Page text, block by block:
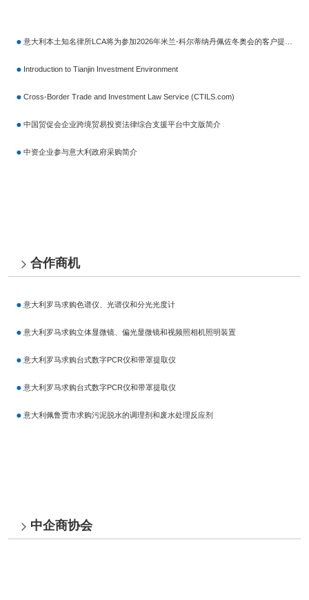
Introduction to Tianjin Investment Environment
Cross-Border Trade and Investment Law Service (CTILS.com)
中国贸促会企业跨境贸易投资法律综合支援平台中文版简介
中资企业参与意大利政府采购简介
合作商机
意大利罗马求购色谱仪、光谱仪和分光光度计
意大利罗马求购立体显微镜、偏光显微镜和视频照相机照明装置
意大利罗马求购台式数字PCR仪和带罩提取仪
意大利罗马求购台式数字PCR仪和带罩提取仪
意大利佩鲁贾市求购污泥脱水的调理剂和废水处理反应剂
中企商协会